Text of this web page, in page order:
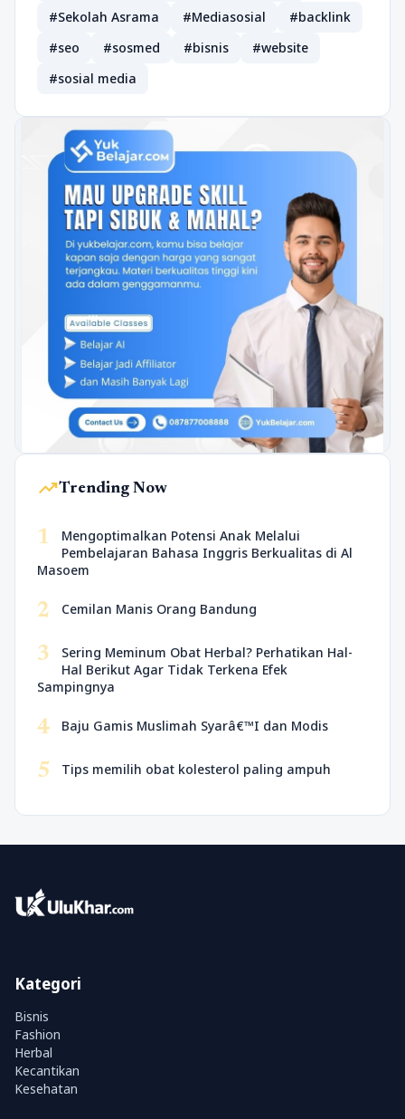
#Sekolah Asrama
#Mediasosial
#backlink
#seo
#sosmed #bisnis
#website
#sosial media
trending_upTrending Now
1
Mengoptimalkan Potensi Anak Melalui
Pembelajaran Bahasa Inggris Berkualitas di Al
Masoem
2 Cemilan Manis Orang Bandung
3
Sering Meminum Obat Herbal? Perhatikan Hal-
Hal Berikut Agar Tidak Terkena Efek
Sampingnya
4 Baju Gamis Muslimah Syarâ€™I dan Modis
5 Tips memilih obat kolesterol paling ampuh
Kategori
Bisnis
Fashion
Herbal
Kecantikan
Kesehatan